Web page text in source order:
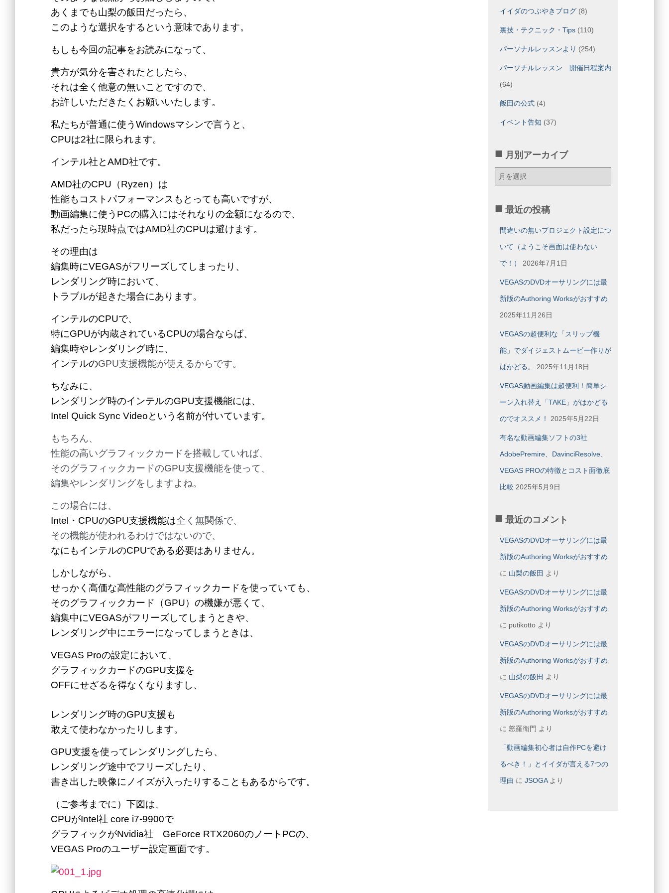
あくまでも山梨の飯田だったら、
このような選択をするという意味であります。
もしも今回の記事をお読みになって、
貴方が気分を害されたとしたら、
それは全く他意の無いことですので、
お許しいただきたくお願いいたします。
私たちが普通に使うWindowsマシンで言うと、
CPUは2社に限られます。
インテル社とAMD社です。
AMD社のCPU（Ryzen）は
性能もコストパフォーマンスもとっても高いですが、
動画編集に使うPCの購入にはそれなりの金額になるので、
私だったら現時点ではAMD社のCPUは避けます。
その理由は
編集時にVEGASがフリーズしてしまったり、
レンダリング時において、
トラブルが起きた場合にあります。
インテルのCPUで、
特にGPUが内蔵されているCPUの場合ならば、
編集時やレンダリング時に、
インテルのGPU支援機能が使えるからです。
ちなみに、
レンダリング時のインテルのGPU支援機能には、
Intel Quick Sync Videoという名前が付いています。
もちろん、
性能の高いグラフィックカードを搭載していれば、
そのグラフィックカードのGPU支援機能を使って、
編集やレンダリングをしますよね。
この場合には、
Intel・CPUのGPU支援機能は全く無関係で、
その機能が使われるわけではないので、
なにもインテルのCPUである必要はありません。
しかしながら、
せっかく高価な高性能のグラフィックカードを使っていても、
そのグラフィックカード（GPU）の機嫌が悪くて、
編集中にVEGASがフリーズしてしまうときや、
レンダリング中にエラーになってしまうときは、
VEGAS Proの設定において、
グラフィックカードのGPU支援を
OFFにせざるを得なくなりますし、
レンダリング時のGPU支援も
敢えて使わなかったりします。
GPU支援を使ってレンダリングしたら、
レンダリング途中でフリーズしたり、
書き出した映像にノイズが入ったりすることもあるからです。
（ご参考までに）下図は、
CPUがIntel社 core i7-9900で
グラフィックがNvidia社 GeForce RTX2060のノートPCの、
VEGAS Proのユーザー設定画面です。
イイダのつぶやきブログ(8)
裏技・テクニック・Tips(110)
パーソナルレッスンより (254)
パーソナルレッスン 開催日程案内
(64)
飯田の公式(4)
イベント告知 (37)
月別アーカイブ
月
別
カ
ブ
最近の投稿
間違いの無いプロジェクト設定につ
いて（ようこそ画面は使わない
で！） 2026年7月1日
VEGASのDVDオーサリングには最
新版のAuthoring Worksがおすすめ
2025年11月26日
VEGASの超便利な「スリップ機
能」でダイジェストムービー作りが
はかどる。 2025年11月18日
VEGAS動画編集は超便利！簡単シ
ーン入れ替え「TAKE」がはかどる
のでオススメ！ 2025年5月22日
有名な動画編集ソフトの3社
AdobePremire、DavinciResolve、
VEGAS PROの特徴とコスト面徹底
比較 2025年5月9日
最近のコメント
VEGASのDVDオーサリングには最
新版のAuthoring Worksがおすすめ
に 山梨の飯田 より
VEGASのDVDオーサリングには最
新版のAuthoring Worksがおすすめ
に putikottoより
VEGASのDVDオーサリングには最
新版のAuthoring Worksがおすすめ
に 山梨の飯田 より
VEGASのDVDオーサリングには最
新版のAuthoring Worksがおすすめ
に 怒羅衛門 より
「動画編集初心者は自作PCを避け
るべき！」とイイダが言える7つの
理由 に JSOGAより